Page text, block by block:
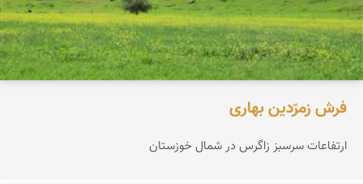
فرش زمرّدین بهاری
ارتفاعات سرسبز زاگرس در شمال خوزستان